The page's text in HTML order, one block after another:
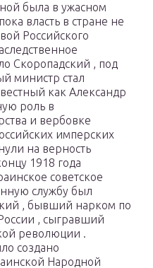
была в ужасном
власть в стране не
Российского
Скоропадский , под
министр стал
как Александр
роль в
и вербовке
имперских
на верность
1918 года
советское
службу был
, бывший нарком по
, сыгравший
революции .
создано
Народной